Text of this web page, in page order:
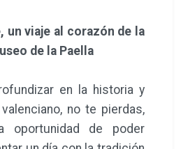
viaje al corazón de la
de la Paella
en la historia y
no te pierdas,
oportunidad de poder